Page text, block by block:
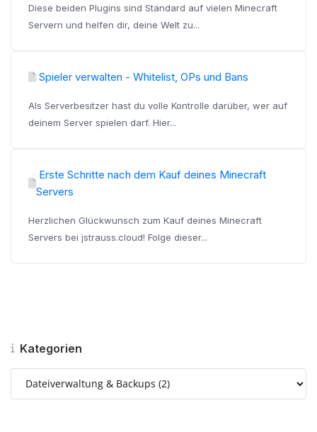
Kategorien
Diese beiden Plugins sind Standard auf vielen Minecraft
Servern und helfen dir, deine Welt zu...
Spieler verwalten - Whitelist, OPs und Bans
Als Serverbesitzer hast du volle Kontrolle darüber, wer auf
deinem Server spielen darf. Hier...
Erste Schritte nach dem Kauf deines Minecraft
Servers
Herzlichen Glückwunsch zum Kauf deines Minecraft
Servers bei jstrauss.cloud! Folge dieser...